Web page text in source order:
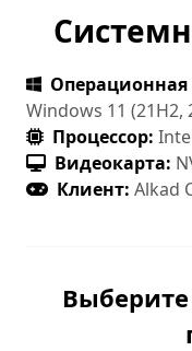
Операционная
Windows 11 (21H2,
Процессор:
Видеокарта:
Клиент: Alkad